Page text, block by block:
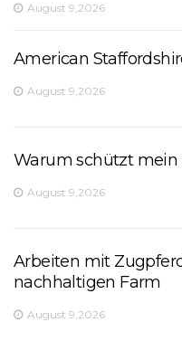
August 9,2026
American
August 9,2026
Warum schützt mein
August 9,2026
Arbeiten mit
nachhaltigen Farm
August 9,2026